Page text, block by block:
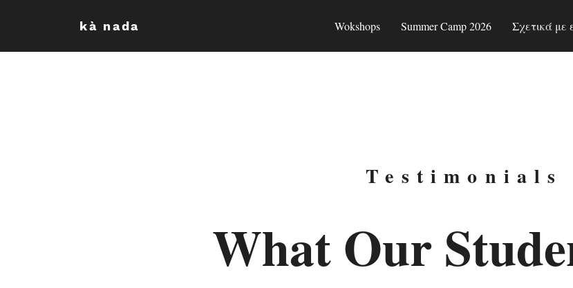
kà nada Wokshops Summer Camp 2026 Σχετικά με
Testimonials
What Our